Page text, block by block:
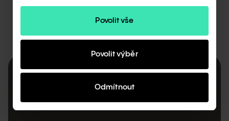
Povolit vše
Povolit výběr
Odmítnout